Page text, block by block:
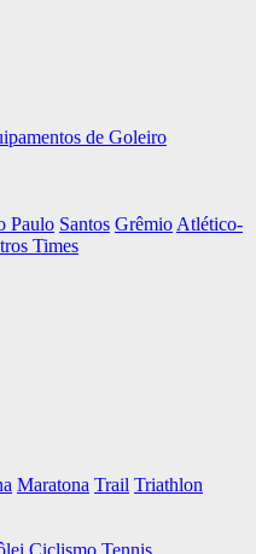
de Goleiro
Paulo Santos Grêmio Atlético-
Times
Maratona Trail Triathlon
Ciclismo Tennis